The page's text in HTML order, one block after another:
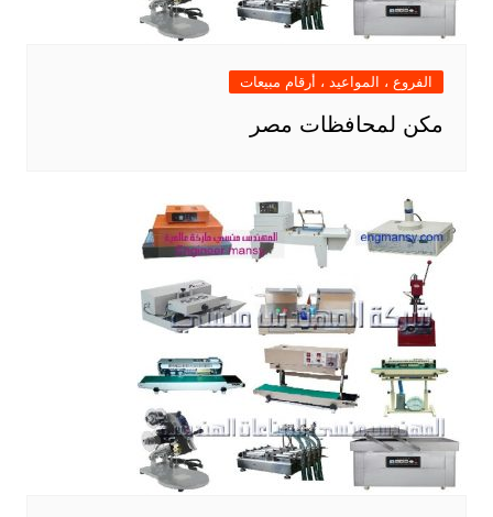
الفروع ، المواعيد ، أرقام مبيعات
مكن لمحافظات مصر